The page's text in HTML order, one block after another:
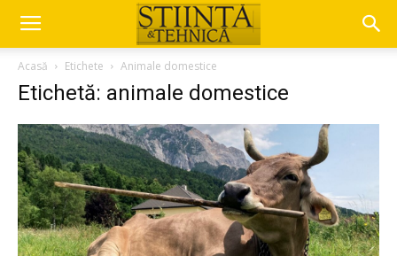
Acasă Etichete Animale domestice
Etichetă: animale domestice